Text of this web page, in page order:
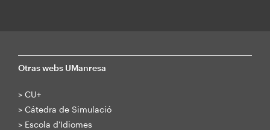
Otras webs UManresa
> CU+
> Cátedra de Simulació
> Escola d'Idiomes